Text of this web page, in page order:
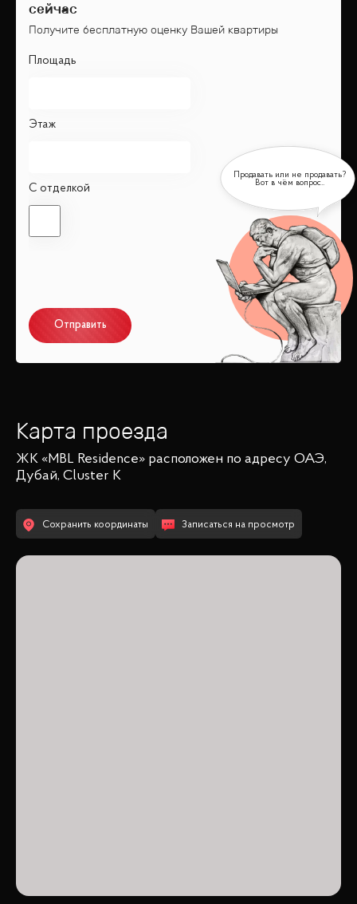
сейчас
Получите бесплатную оценку Вашей квартиры
Площадь
Этаж
С отделкой
Отправить
Карта проезда
ЖК «MBL Residence» расположен по адресу ОАЭ,
Дубай, Cluster K
Сохранить координаты Записаться на просмотр